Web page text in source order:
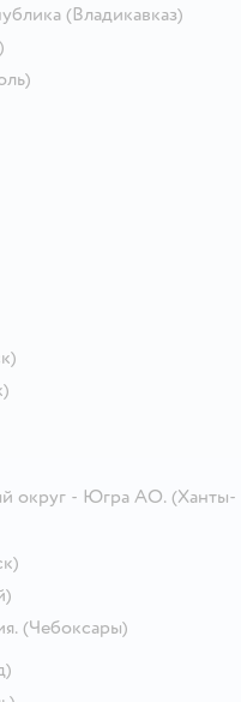
(Владикавказ)
округ - Югра АО. (Ханты-
(Чебоксары)